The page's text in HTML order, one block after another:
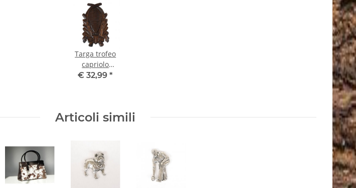
Targa trofeo
capriolo
maschio
decorativo 18
€ 32,99*
Articoli simili